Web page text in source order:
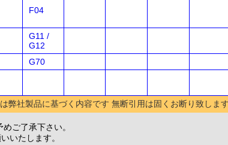
F04
G11 /
G12
G70
製品に基づく内容です 無断引用は固くお断り致します
ご了承下さい。
いたします。